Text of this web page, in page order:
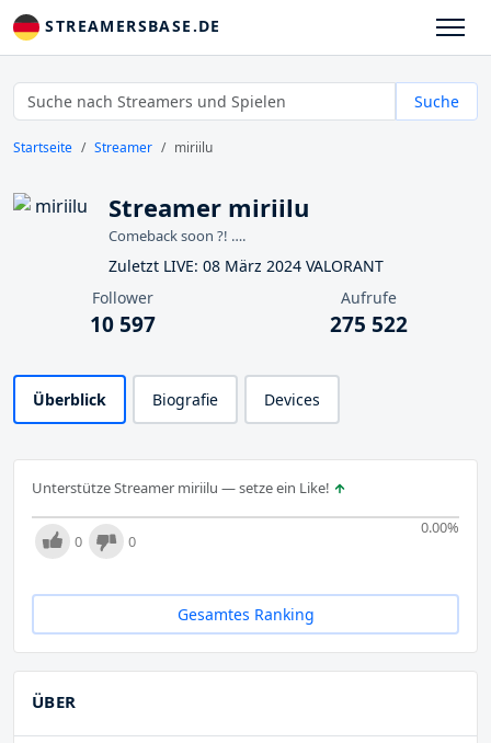
STREAMERSBASE.DE
Suche
Startseite Streamer miriilu
Streamer miriilu
Comeback soon ?! ….
Zuletzt LIVE: 08 März 2024 VALORANT
Follower
10 597
Aufrufe
275 522
Überblick Biografie Devices
Unterstütze Streamer miriilu — setze ein Like!
0.00%
0 0
Gesamtes Ranking
ÜBER